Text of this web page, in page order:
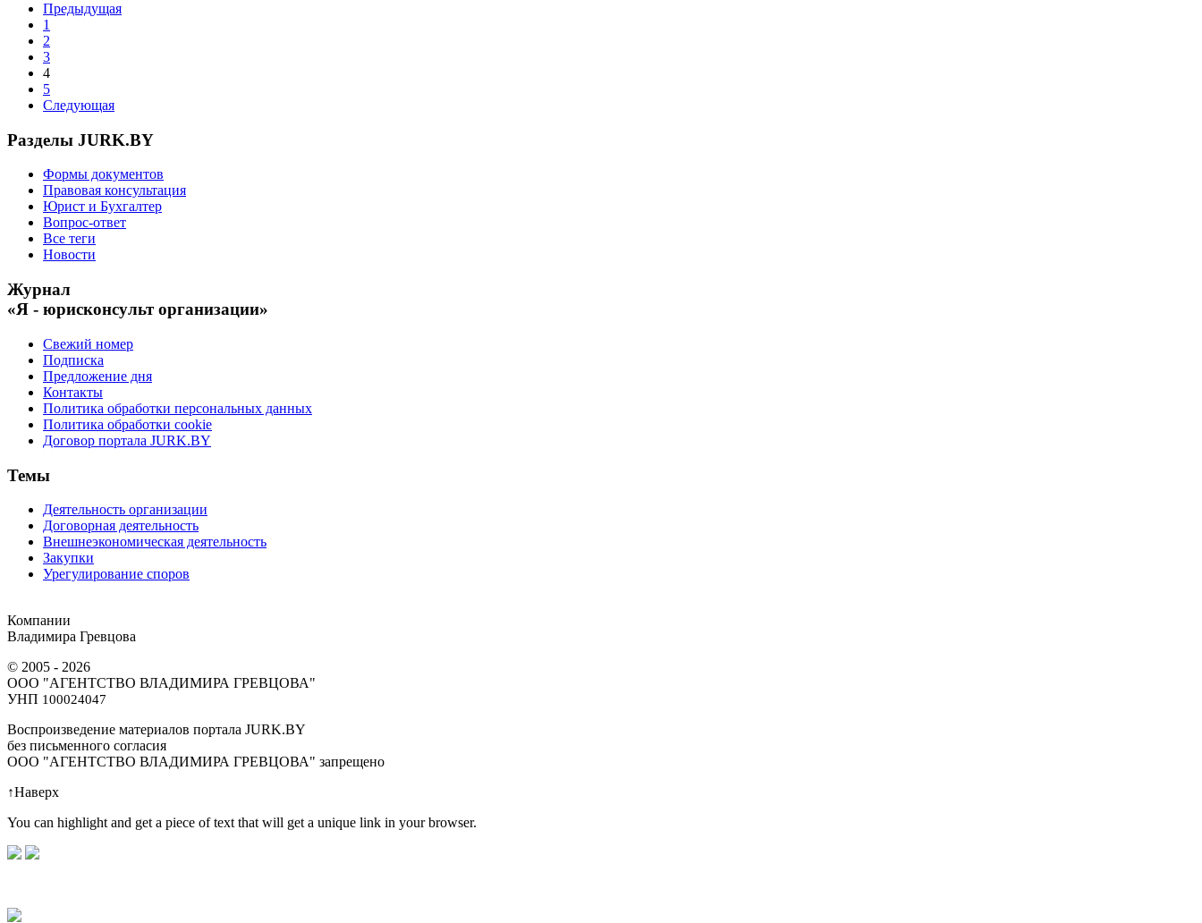
Предыдущая
1
2
3
4
5
Следующая
Разделы JURK.BY
Формы документов
Правовая консультация
Юрист и Бухгалтер
Вопрос-ответ
Все теги
Новости
Журнал
«Я - юрисконсульт организации»
Свежий номер
Подписка
Предложение дня
Контакты
Политика обработки персональных данных
Политика обработки cookie
Договор портала JURK.BY
Темы
Деятельность организации
Договорная деятельность
Внешнеэкономическая деятельность
Закупки
Урегулирование споров
Компании
Владимира Гревцова
© 2005 - 2026
ООО "АГЕНТСТВО ВЛАДИМИРА ГРЕВЦОВА"
УНП 100024047
Воспроизведение материалов портала JURK.BY
без письменного согласия
OOO "АГЕНТСТВО ВЛАДИМИРА ГРЕВЦОВА" запрещено
↑Наверх
You can highlight and get a piece of text that will get a unique link in your browser.